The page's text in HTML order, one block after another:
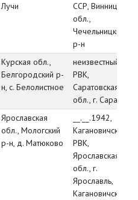
Лучи
ССР, Винницкая
обл.,
Чечельницкий
р-н
Курская обл.,
Белгородский р-
н, с. Белолистное
неизвестный
РВК,
Саратовская
обл., г. Саратов
Ярославская
обл., Мологский
р-н, д. Матюково
__.__.1942,
Кагановичский
РВК,
Ярославская
обл., г.
Ярославль,
Кагановичский